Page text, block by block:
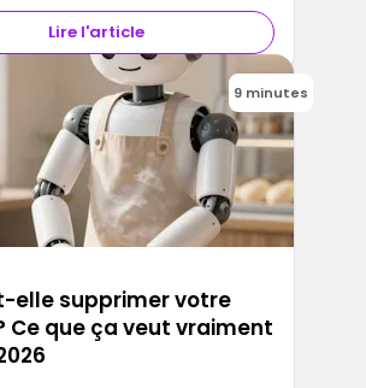
Lire l'article
9 minutes
elle supprimer votre
Ce que ça veut vraiment